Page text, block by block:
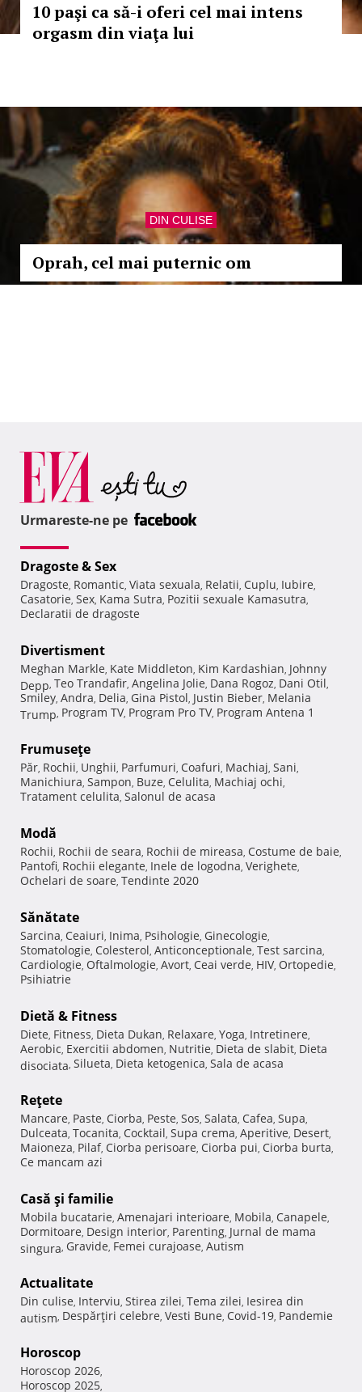
10 paşi ca să-i oferi cel mai intens
orgasm din viaţa lui
DIN CULISE
Oprah, cel mai puternic om
Urmareste-ne pe
Dragoste & Sex
Dragoste, Romantic, Viata sexuala, Relatii, Cuplu, Iubire,
Casatorie, Sex, Kama Sutra, Pozitii sexuale Kamasutra,
Declaratii de dragoste
Divertisment
Meghan Markle, Kate Middleton, Kim Kardashian, Johnny
Depp, Teo Trandafir, Angelina Jolie, Dana Rogoz, Dani Otil,
Smiley, Andra, Delia, Gina Pistol, Justin Bieber, Melania
Trump, Program TV, Program Pro TV, Program Antena 1
Frumuseţe
Păr, Rochii, Unghii, Parfumuri, Coafuri, Machiaj, Sani,
Manichiura, Sampon, Buze, Celulita, Machiaj ochi,
Tratament celulita, Salonul de acasa
Modă
Rochii, Rochii de seara, Rochii de mireasa, Costume de baie,
Pantofi, Rochii elegante, Inele de logodna, Verighete,
Ochelari de soare, Tendinte 2020
Sănătate
Sarcina, Ceaiuri, Inima, Psihologie, Ginecologie,
Stomatologie, Colesterol, Anticonceptionale, Test sarcina,
Cardiologie, Oftalmologie, Avort, Ceai verde, HIV, Ortopedie,
Psihiatrie
Dietă & Fitness
Diete, Fitness, Dieta Dukan, Relaxare, Yoga, Intretinere,
Aerobic, Exercitii abdomen, Nutritie, Dieta de slabit, Dieta
disociata, Silueta, Dieta ketogenica, Sala de acasa
Reţete
Mancare, Paste, Ciorba, Peste, Sos, Salata, Cafea, Supa,
Dulceata, Tocanita, Cocktail, Supa crema, Aperitive, Desert,
Maioneza, Pilaf, Ciorba perisoare, Ciorba pui, Ciorba burta,
Ce mancam azi
Casă şi familie
Mobila bucatarie, Amenajari interioare, Mobila, Canapele,
Dormitoare, Design interior, Parenting, Jurnal de mama
singura, Gravide, Femei curajoase, Autism
Actualitate
Din culise, Interviu, Stirea zilei, Tema zilei, Iesirea din
autism, Despărţiri celebre, Vesti Bune, Covid-19, Pandemie
Horoscop
Horoscop 2026,
Horoscop 2025,